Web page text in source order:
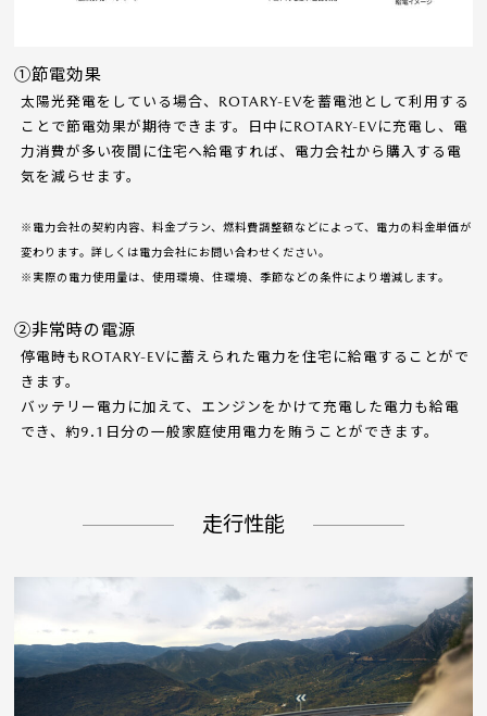
①節電効果
太陽光発電をしている場合、ROTARY-EVを蓄電池として利用する
ことで節電効果が期待できます。日中にROTARY-EVに充電し、電
力消費が多い夜間に住宅へ給電すれば、電力会社から購入する電
気を減らせます。
※電力会社の契約内容、料金プラン、燃料費調整額などによって、電力の料金単価が
変わります。詳しくは電力会社にお問い合わせください。
※実際の電力使用量は、使用環境、住環境、季節などの条件により増減します。
②非常時の電源
停電時もROTARY-EVに蓄えられた電力を住宅に給電することがで
きます。
バッテリー電力に加えて、エンジンをかけて充電した電力も給電
でき、約9.1日分の一般家庭使用電力を賄うことができます。
走行性能